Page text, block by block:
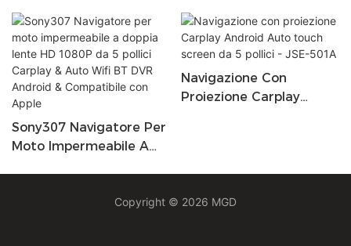
Sony307 Navigatore Per
Moto Impermeabile A
Auto Wifi BT DVR
Navigazione Con
Proiezione Carplay
Copyright © 2026 MGD